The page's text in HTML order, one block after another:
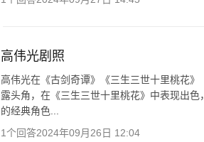
高伟光剧照
高伟光在《古剑奇谭》《三生三世十里桃花
露头角，在《三生三世十里桃花》中表现出
的经典角色...
1个回答2024年09月26日 12:04